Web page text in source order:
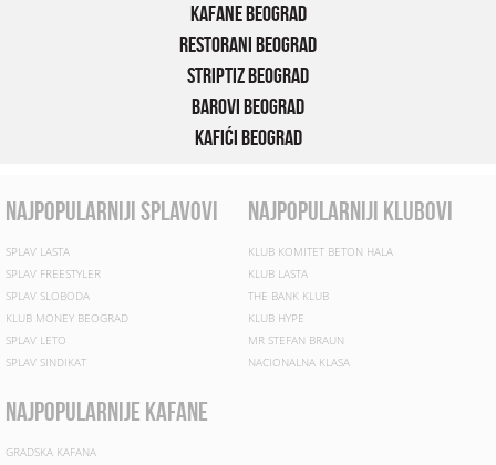
Kafane Beograd
Restorani Beograd
Striptiz Beograd
Barovi Beograd
Kafići Beograd
najpopularniji splavovi
SPLAV LASTA
SPLAV FREESTYLER
SPLAV SLOBODA
KLUB MONEY BEOGRAD
SPLAV LETO
SPLAV SINDIKAT
najpopularniji klubovi
KLUB KOMITET BETON HALA
KLUB LASTA
THE BANK KLUB
KLUB HYPE
MR STEFAN BRAUN
NACIONALNA KLASA
najpopularnije kafane
GRADSKA KAFANA